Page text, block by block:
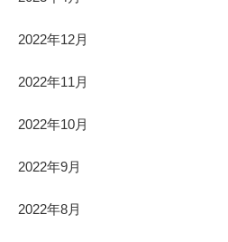
2022年12月
2022年11月
2022年10月
2022年9月
2022年8月